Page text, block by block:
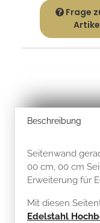
Frage
Beschreibung
Seitenwand
00 cm, 00 cm
Erweiterung für
Mit diesen
Edelstahl